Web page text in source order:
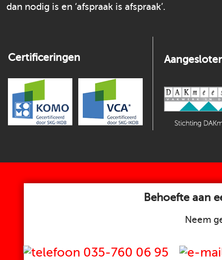
dan nodig is en ‘afspraak is afspraak’.
Certificeringen
Behoefte aan
Neem
035-760 06 95